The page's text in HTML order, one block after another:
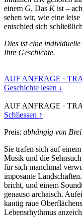
einem G. Das Kist –
sehen wir, wie eine
entschied sich
Dies ist eine
Ihre Geschichte.
AUF ANFRAGE ·
Geschichte lesen ↓
AUF ANFRAGE ·
Schliessen ↑
Preis: abhängig von
Sie trafen sich auf
Musik und die
für sich manchmal
imposante
bricht, und einem
genauso archaisch.
kantig raue
Lebensrhythmus